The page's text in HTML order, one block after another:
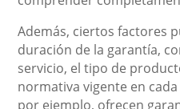
Además, ciertos factores
duración de la garantía,
servicio, el tipo de
normativa vigente en
por ejemplo, ofrecen